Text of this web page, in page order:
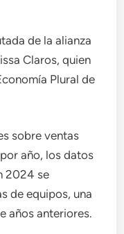
de la alianza
Claros, quien
Plural de
sobre ventas
año, los datos
2024 se
de equipos, una
años anteriores.